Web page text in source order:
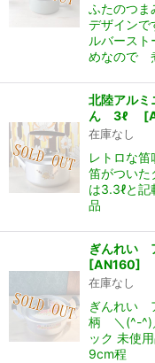
ふたのつま
デザイン
ルバース
めなので
北陸アル
ん 3ℓ
[
在庫なし
レトロな
笛がついた
は3.3ℓと
品
ぎんれい
[AN160]
在庫なし
ぎんれい
柄 ＼(^-^)
ック 未使
9cm程